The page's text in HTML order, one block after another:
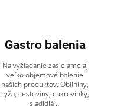
Gastro balenia
Na vyžiadanie zasielame aj
veľko objemové balenie
našich produktov. Obilniny,
ryža, cestoviny, cukrovinky,
sladidlá ...